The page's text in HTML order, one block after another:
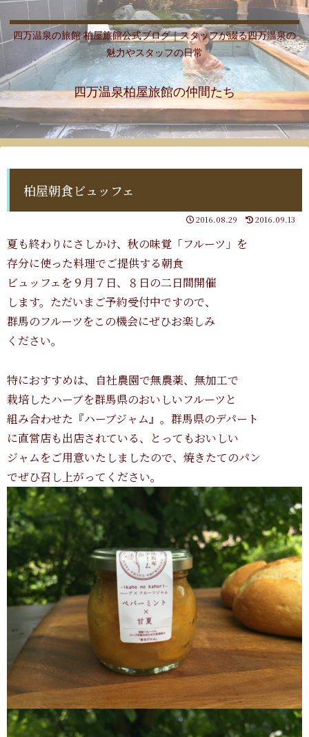
四万温泉の旅館 柏屋旅館公式ブログ｜スタッフが綴る四万温泉の
魅力やスタッフの日常
四万温泉柏屋旅館の仲間たち
柏屋朝食ビュッフェ
2016.08.29 2016.09.13
夏も終わりにさしかけ、秋の味覚「フルーツ」を
存分に使った料理でご提供する朝食
ビュッフェを９月７日、８日の二日間開催
します。ただいまご予約受付中ですので、
群馬のフルーツをこの機会にぜひお楽しみ
ください。
特におすすめは、自社農園で無農薬、無加工で
栽培したハーブを群馬県のおいしいフルーツと
組み合わせた『ハーブジャム』。群馬県のデパート
に直営店も出店されている、とってもおいしい
ジャムをご用意いたしましたので、焼きたてのパン
でぜひ召し上がってください。